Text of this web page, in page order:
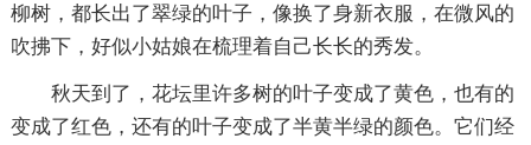
柳树，都长出了翠绿的叶子，像换了身新衣服，在微风的
吹拂下，好似小姑娘在梳理着自己长长的秀发。
秋天到了，花坛里许多树的叶子变成了黄色，也有的
变成了红色，还有的叶子变成了半黄半绿的颜色。它们经